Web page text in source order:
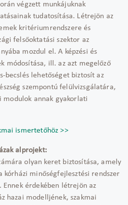
végzett munkájuknak
tudatosítása. Létrejön az
kritériumrendszere és
felsőoktatási szektor az
mozdul el. A képzési és
módosítása, ill. az azt megelőző
becslés lehetőséget biztosít az
szempontú felülvizsgálatára,
modulok annak gyakorlati
ismertetőhöz >>
alprojekt:
olyan keret biztosítása, amely
kórházi minőségfejlesztési rendszer
Ennek érdekében létrejön az
hazai modelljének, szakmai